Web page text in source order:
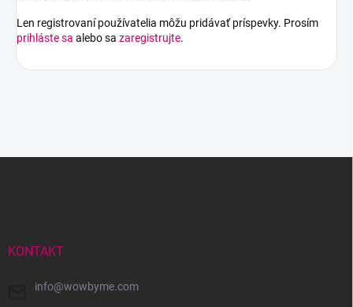
Len registrovaní používatelia môžu pridávať príspevky. Prosím
prihláste sa alebo sa zaregistrujte.
KONTAKT
info@wowbyme.com